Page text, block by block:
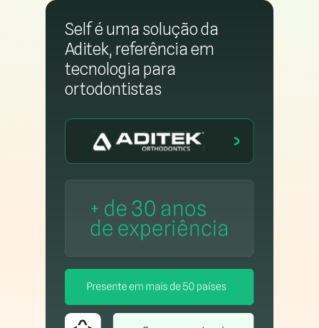
Self é uma solução da
Aditek, referência em
tecnologia para
ortodontistas